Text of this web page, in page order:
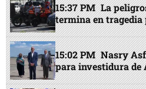
15:37 PM La
termina en
15:02 PM Nasry
para investidura de